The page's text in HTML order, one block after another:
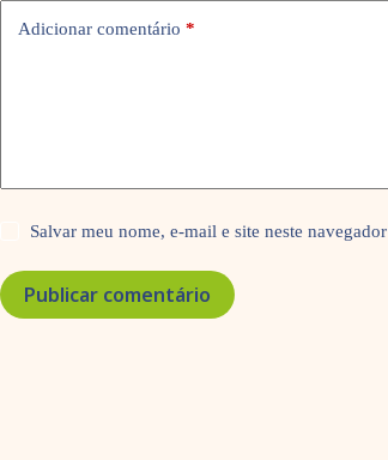
Adicionar comentário *
Salvar meu nome, e-mail e site neste
Publicar comentário